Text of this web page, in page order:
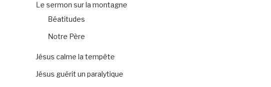
Le sermon sur la montagne
Béatitudes
Notre Père
Jésus calme la tempête
Jésus guérit un paralytique